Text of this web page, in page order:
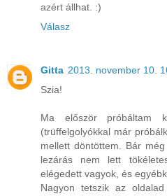
azért állhat. :)
Válasz
Gitta 2013. november 10.
Szia!
Ma először próbáltam
(trüffelgolyókkal már
mellett döntöttem. Bár
lezárás nem lett
elégedett vagyok, és
Nagyon tetszik az